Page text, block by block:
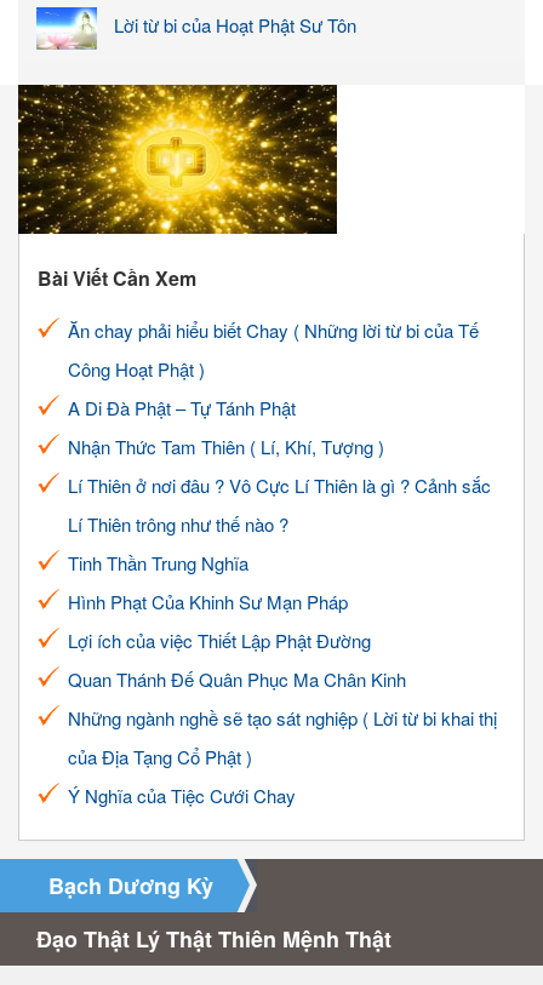
Lời từ bi của Hoạt Phật Sư Tôn
Bài Viết Cần Xem
Ăn chay phải hiểu biết Chay ( Những lời từ bi của Tế
Công Hoạt Phật )
A Di Đà Phật – Tự Tánh Phật
Nhận Thức Tam Thiên ( Lí, Khí, Tượng )
Lí Thiên ở nơi đâu ? Vô Cực Lí Thiên là gì ? Cảnh sắc
Lí Thiên trông như thế nào ?
Tinh Thần Trung Nghĩa
Hình Phạt Của Khinh Sư Mạn Pháp
Lợi ích của việc Thiết Lập Phật Đường
Quan Thánh Đế Quân Phục Ma Chân Kinh
Những ngành nghề sẽ tạo sát nghiệp ( Lời từ bi khai thị
của Địa Tạng Cổ Phật )
Ý Nghĩa của Tiệc Cưới Chay
Bạch Dương Kỳ
Đạo Thật Lý Thật Thiên Mệnh Thật